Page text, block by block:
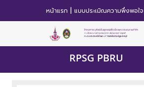
หน้าแรก | แบบประเมิณความพึ่งพอใจ
RPSG PBRU